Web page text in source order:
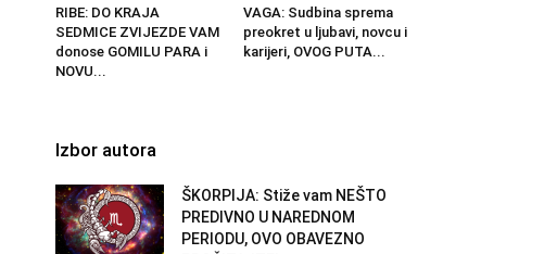
RIBE: DO KRAJA
SEDMICE ZVIJEZDE VAM
donose GOMILU PARA i
NOVU...
VAGA: Sudbina sprema
preokret u ljubavi, novcu i
karijeri, OVOG PUTA...
Izbor autora
ŠKORPIJA: Stiže vam NEŠTO
PREDIVNO U NAREDNOM
PERIODU, OVO OBAVEZNO